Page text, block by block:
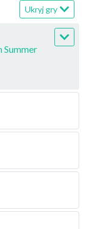
Ukryj gry
Summer